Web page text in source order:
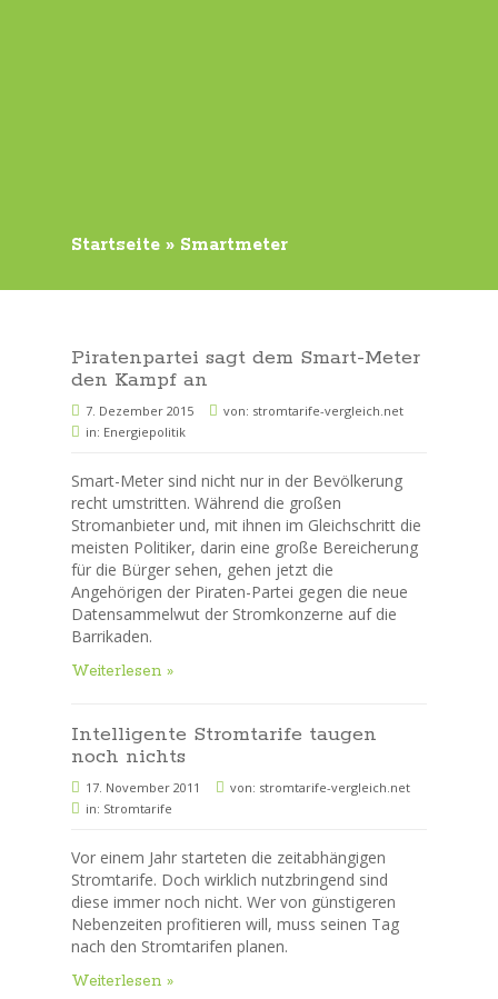
Startseite » Smartmeter
Piratenpartei sagt dem Smart-Meter
den Kampf an
7. Dezember 2015 von: stromtarife-vergleich.net
in: Energiepolitik
Smart-Meter sind nicht nur in der Bevölkerung
recht umstritten. Während die großen
Stromanbieter und, mit ihnen im Gleichschritt die
meisten Politiker, darin eine große Bereicherung
für die Bürger sehen, gehen jetzt die
Angehörigen der Piraten-Partei gegen die neue
Datensammelwut der Stromkonzerne auf die
Barrikaden.
Weiterlesen »
Intelligente Stromtarife taugen
noch nichts
17. November 2011 von: stromtarife-vergleich.net
in: Stromtarife
Vor einem Jahr starteten die zeitabhängigen
Stromtarife. Doch wirklich nutzbringend sind
diese immer noch nicht. Wer von günstigeren
Nebenzeiten profitieren will, muss seinen Tag
nach den Stromtarifen planen.
Weiterlesen »